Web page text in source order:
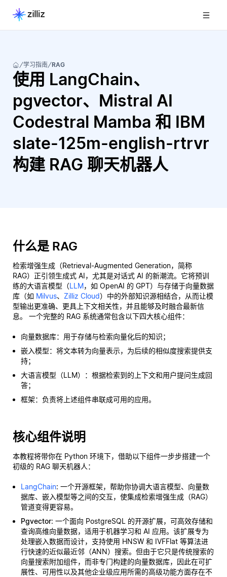
学习指南 RAG
使用 LangChain、
pgvector、Mistral AI
Codestral Mamba 和 IBM
slate-125m-english-rtrvr
构建 RAG 聊天机器人
什么是 RAG
检索增强生成（Retrieval-Augmented Generation，简称
RAG）正引领生成式 AI，尤其是对话式 AI 的新潮流。它将预训
练的大语言模型（LLM，如 OpenAI 的 GPT）与存储于向量数据
库（如 Milvus、 Zilliz Cloud）中的外部知识源相结合，从而让模
型输出更准确、更具上下文相关性，并且能够及时融合最新信
息。 一个完整的 RAG 系统通常包含以下四大核心组件：
向量数据库：用于存储与检索向量化后的知识；
嵌入模型：将文本转为向量表示，为后续的相似度搜索提供支
持；
大语言模型（LLM）：根据检索到的上下文和用户提问生成回
答；
框架：负责将上述组件串联成可用的应用。
核心组件说明
本教程将带你在 Python 环境下，借助以下组件一步步搭建一个
初级的 RAG 聊天机器人：
LangChain: 一个开源框架，帮助你协调大语言模型、向量数
据库、嵌入模型等之间的交互，使集成检索增强生成（RAG）
管道变得更容易。
Pgvector: 一个面向 PostgreSQL 的开源扩展，可高效存储和
查询高维向量数据，适用于机器学习和 AI 应用。该扩展专为
处理嵌入数据而设计，支持使用 HNSW 和 IVFFlat 等算法进
行快速的近似最近邻（ANN）搜索。但由于它只是传统搜索的
向量搜索附加组件，而非专门构建的向量数据库，因此在可扩
展性、可用性以及其他企业级应用所需的高级功能方面存在不